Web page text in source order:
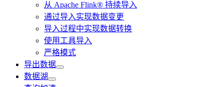
从 Apache Flink® 持续导入
通过导入实现数据变更
导入过程中实现数据转换
使用工具导入
严格模式
导出数据
数据湖